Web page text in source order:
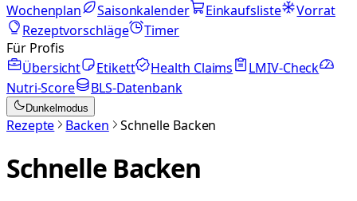
Wochenplan
Saisonkalender Einkaufsliste
Vorrat
Rezeptvorschläge
Timer
Für Profis
Übersicht
Etikett Health Claims
LMIV-Check
Nutri-Score
BLS-Datenbank
Dunkelmodus
Rezepte Backen Schnelle Backen
Schnelle Backen